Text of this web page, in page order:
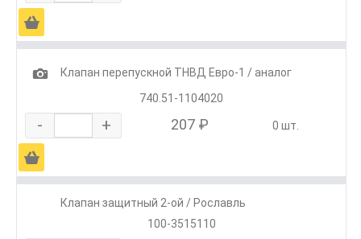
Ä
1
Клапан перепускной ТНВД Евро-1 / аналог
740.51-1104020
- + 207 ₽ 0 шт.
Ä
Клапан защитный 2-ой / Рославль
100-3515110